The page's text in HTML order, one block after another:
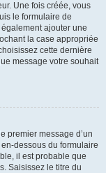
Une fois créée, vous
le formulaire de
ajouter une
la case appropriée
cette dernière
message votre souhait
premier message d’un
dessous du formulaire
il est probable que
Saisissez le titre du